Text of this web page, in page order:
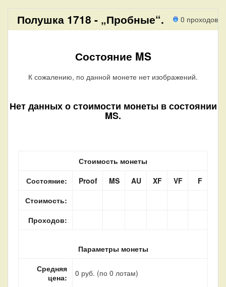
0 проходов
Полушка 1718 - „Пробные“.
Состояние MS
К сожалению, по данной монете нет изображений.
Нет данных о стоимости монеты в состоянии
MS.
Стоимость монеты
Состояние:
Proof MS AU XF VF
F
Стоимость:
Проходов:
Параметры монеты
Средняя
цена:
0 руб. (по 0 лотам)